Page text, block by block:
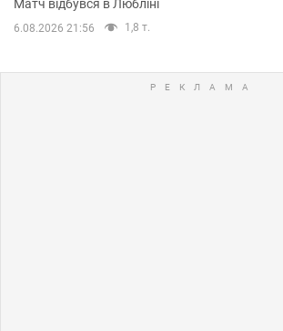
Матч відбувся в Любліні
6.08.2026 21:56 1,8 т.